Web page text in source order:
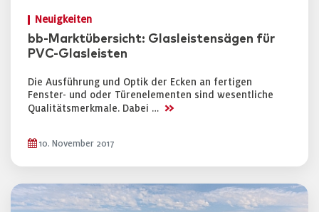
Neuigkeiten
bb-Marktübersicht: Glasleistensägen für
PVC-Glasleisten
Die Ausführung und Optik der Ecken an fertigen
Fenster- und oder Türenelementen sind wesentliche
Qualitätsmerkmale. Dabei … >>
10. November 2017